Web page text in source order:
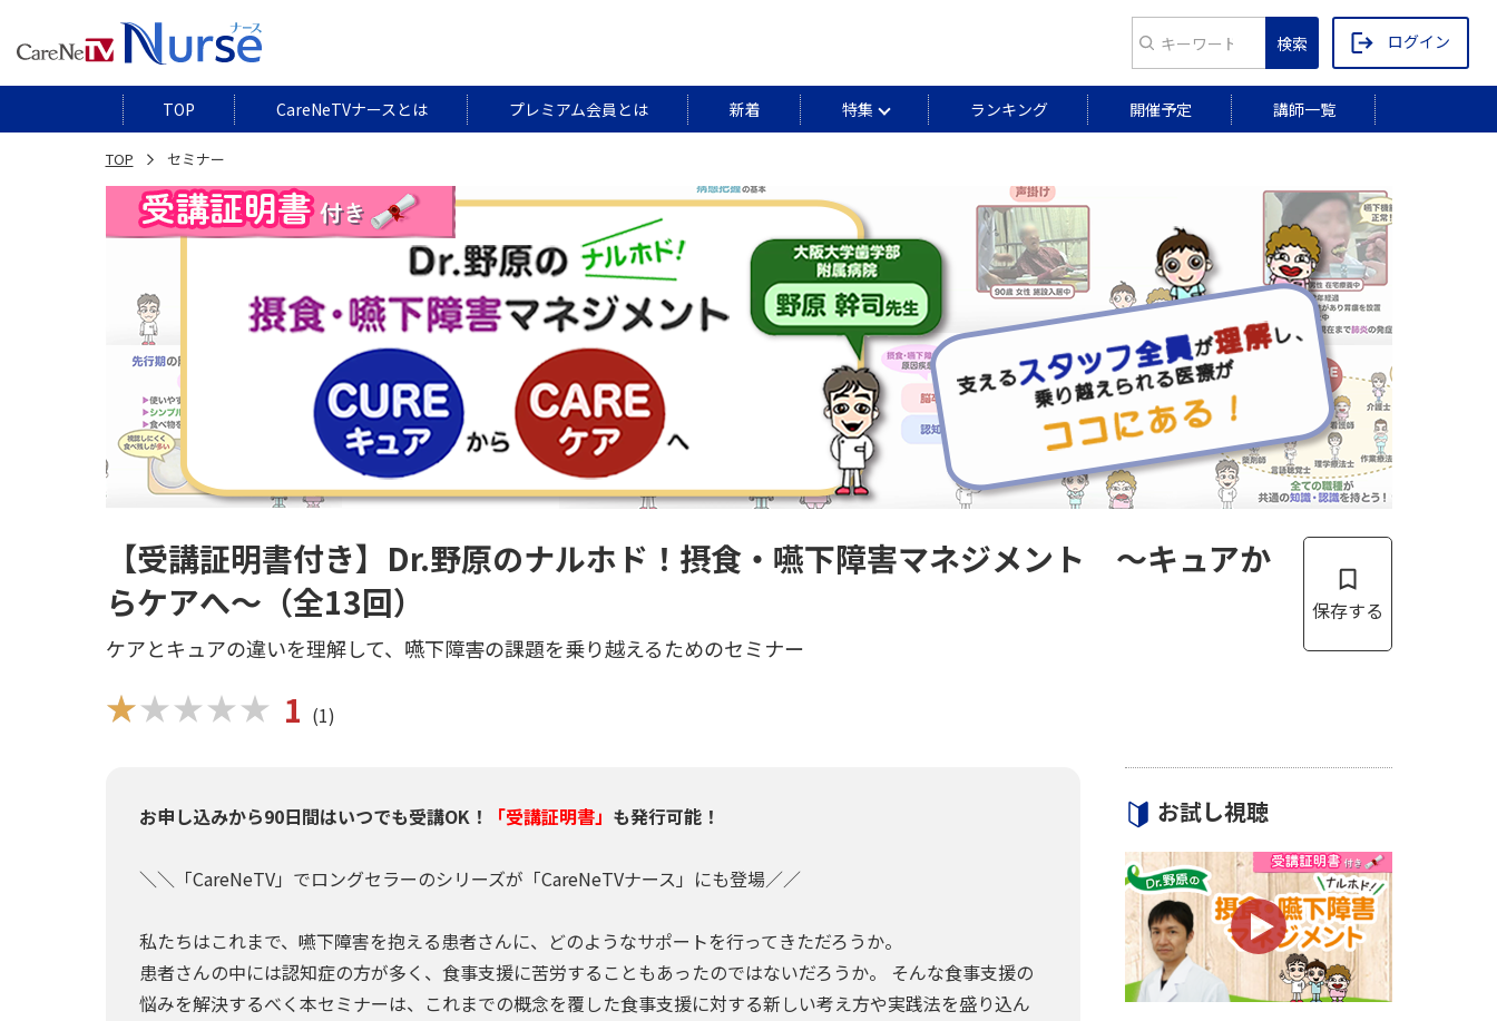
ログイン
TOP CareNeTVナースとは プレミアム会員とは 新着 特集 ランキング 開催予定 講師一覧
TOP セミナー
【受講証明書付き】Dr.野原のナルホド！摂食・嚥下障害マネジメント ～キュアか
らケアへ～（全13回）
ケアとキュアの違いを理解して、嚥下障害の課題を乗り越えるためのセミナー
★★★★★
★★★★★ 1 (1)
お申し込みから90日間はいつでも受講OK！ 「受講証明書」 も発行可能！
＼＼「CareNeTV」でロングセラーのシリーズが「CareNeTVナース」にも登場／／
私たちはこれまで、嚥下障害を抱える患者さんに、どのようなサポートを行ってきただろうか。
患者さんの中には認知症の方が多く、食事支援に苦労することもあったのではないだろうか。 そんな食事支援の
悩みを解決するべく本セミナーは、これまでの概念を覆した食事支援に対する新しい考え方や実践法を盛り込ん
お試し視聴